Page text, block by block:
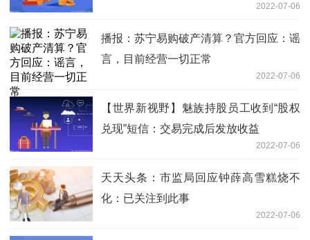
2022-07-06
播报：苏宁易购破产清算？官方回应：谣
言，目前经营一切正常
2022-07-06
【世界新视野】魅族持股员工收到“股权
兑现”短信：交易完成后发放收益
2022-07-06
天天头条：市监局回应钟薛高雪糕烧不
化：已关注到此事
2022-07-06